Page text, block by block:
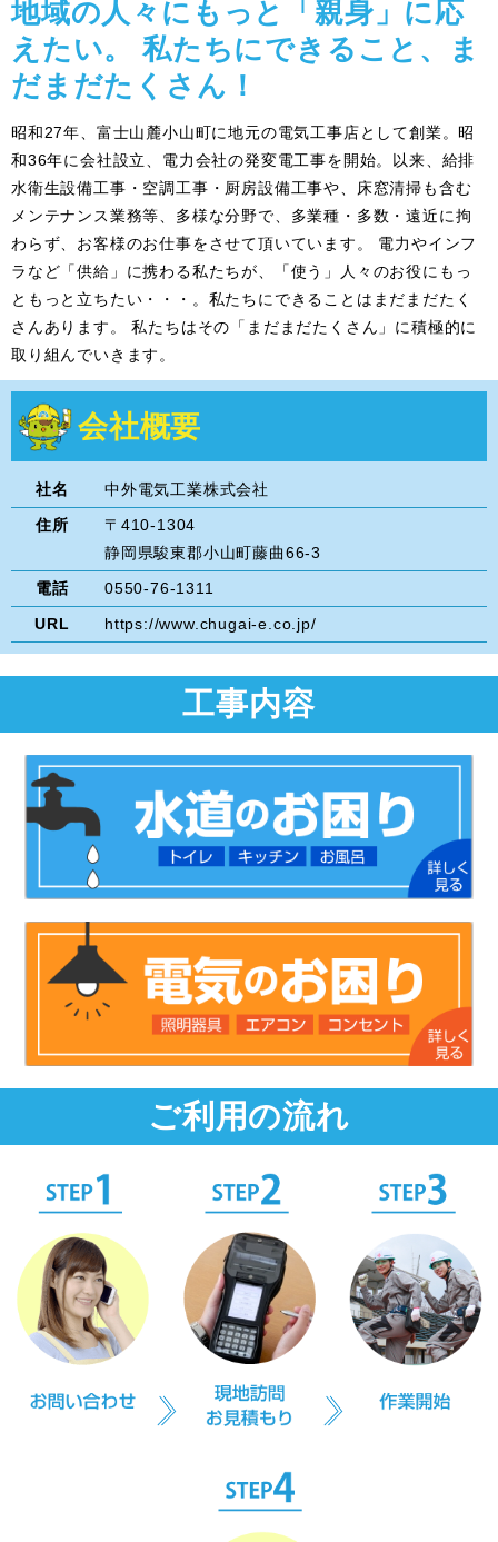
地域の人々にもっと「親身」に応
えたい。 私たちにできること、ま
だまだたくさん！
昭和27年、富士山麓小山町に地元の電気工事店として創業。昭
和36年に会社設立、電力会社の発変電工事を開始。以来、給排
水衛生設備工事・空調工事・厨房設備工事や、床窓清掃も含む
メンテナンス業務等、多様な分野で、多業種・多数・遠近に拘
わらず、お客様のお仕事をさせて頂いています。 電力やインフ
ラなど「供給」に携わる私たちが、「使う」人々のお役にもっ
ともっと立ちたい・・・。私たちにできることはまだまだたく
さんあります。 私たちはその「まだまだたくさん」に積極的に
取り組んでいきます。
会社概要
社名
中外電気工業株式会社
住所
〒410-1304
静岡県駿東郡小山町藤曲66-3
電話
0550-76-1311
URL
https://www.chugai-e.co.jp/
工事内容
ご利用の流れ